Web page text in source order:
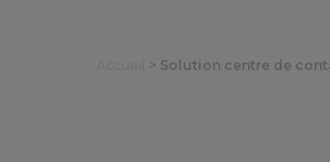
> Solution centre de